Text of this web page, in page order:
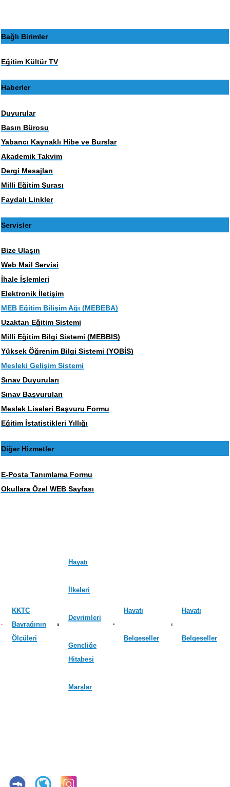
Bağlı Birimler
Eğitim Kültür TV
Haberler
Duyurular
Basın Bürosu
Yabancı Kaynaklı Hibe ve Burslar
Akademik Takvim
Dergi Mesajları
Milli Eğitim Şurası
Faydalı Linkler
Servisler
Bize Ulaşın
Web Mail Servisi
İhale İşlemleri
Elektronik İletişim
MEB Eğitim Bilişim Ağı (MEBEBA)
Uzaktan Eğitim Sistemi
Milli Eğitim Bilgi Sistemi (MEBBIS)
Yüksek Öğrenim Bilgi Sistemi (YOBİS)
Mesleki Gelişim Sistemi
Sınav Duyuruları
Sınav Başvuruları
Meslek Liseleri Başvuru Formu
Eğitim İstatistikleri Yıllığı
Diğer Hizmetler
E-Posta Tanımlama Formu
Okullara Özel WEB Sayfası
KKTC
Bayrağının
Ölçüleri
Hayatı
İlkeleri
Devrimleri
Gençliğe
Hitabesi
Marşlar
Hayatı
Belgeseller
Hayatı
Belgeseller